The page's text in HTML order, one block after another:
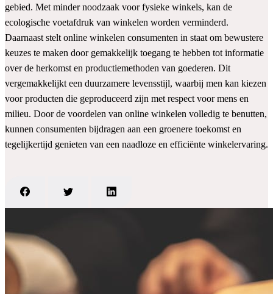
gebied. Met minder noodzaak voor fysieke winkels, kan de
ecologische voetafdruk van winkelen worden verminderd.
Daarnaast stelt online winkelen consumenten in staat om bewustere
keuzes te maken door gemakkelijk toegang te hebben tot informatie
over de herkomst en productiemethoden van goederen. Dit
vergemakkelijkt een duurzamere levensstijl, waarbij men kan kiezen
voor producten die geproduceerd zijn met respect voor mens en
milieu. Door de voordelen van online winkelen volledig te benutten,
kunnen consumenten bijdragen aan een groenere toekomst en
tegelijkertijd genieten van een naadloze en efficiënte winkelervaring.